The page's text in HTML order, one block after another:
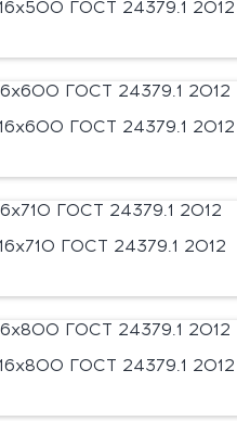
ГОСТ 24379.1 2012
ГОСТ 24379.1 2012
ГОСТ 24379.1 2012
ГОСТ 24379.1 2012